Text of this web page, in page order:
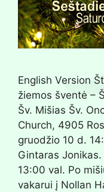
English Version
žiemos šventė –
Šv. Mišias Šv.
Church, 4905
gruodžio 10 d.
Gintaras
13:00 val. Po
vakarui į Nollan